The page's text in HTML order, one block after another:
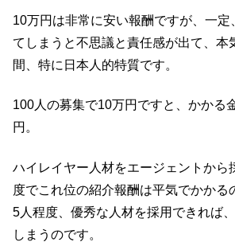
10万円は非常に安い報酬ですが、一定
てしまうと不思議と責任感が出て、本
間、特に日本人的特質です。
100人の募集で10万円ですと、かかる
円。
ハイレイヤー人材をエージェントから
度でこれ位の紹介報酬は平気でかかる
5人程度、優秀な人材を採用できれば
しまうのです。